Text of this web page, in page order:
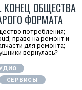
ОБЩЕСТВА
ФОРМАТА
потребления;
право на ремонт и
для ремонта;
вернулась?
СЕРВИСЫ